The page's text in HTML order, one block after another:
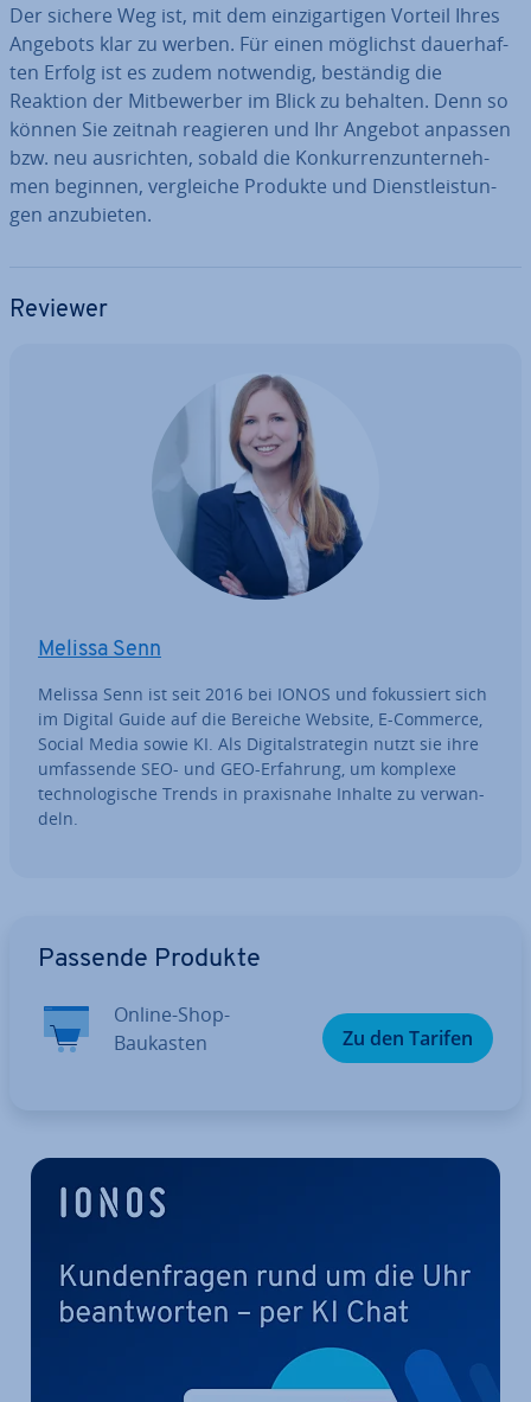
Der sichere Weg ist, mit dem ein­zig­ar­ti­gen Vorteil Ihres
Angebots klar zu werben. Für einen möglichst dau­er­haf­
ten Erfolg ist es zudem notwendig, beständig die
Reaktion der Mit­be­wer­ber im Blick zu behalten. Denn so
können Sie zeitnah reagieren und Ihr Angebot anpassen
bzw. neu aus­rich­ten, sobald die Kon­kur­renz­un­ter­neh­
men beginnen, ver­glei­che Produkte und Dienst­leis­tun­
gen an­zu­bie­ten.
Reviewer
Melissa Senn
Melissa Senn ist seit 2016 bei IONOS und fo­kus­siert sich
im Digital Guide auf die Bereiche Website, E-Commerce,
Social Media sowie KI. Als Di­gi­tal­stra­te­gin nutzt sie ihre
um­fas­sen­de SEO- und GEO-Erfahrung, um komplexe
tech­no­lo­gi­sche Trends in pra­xis­na­he Inhalte zu ver­wan­
deln.
Passende Produkte
Online-Shop-
Baukasten
Zu den Tarifen